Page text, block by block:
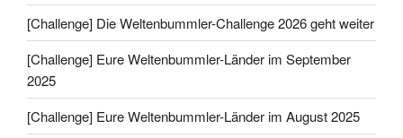
[Challenge] Die Weltenbummler-Challenge 2026 geht weiter
[Challenge] Eure Weltenbummler-Länder im September
2025
[Challenge] Eure Weltenbummler-Länder im August 2025